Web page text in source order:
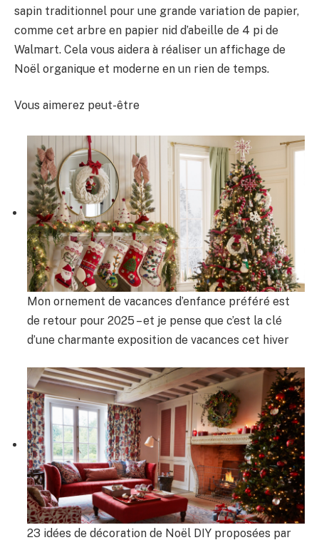
sapin traditionnel pour une grande variation de papier,
comme cet arbre en papier nid d’abeille de 4 pi de
Walmart. Cela vous aidera à réaliser un affichage de
Noël organique et moderne en un rien de temps.
Vous aimerez peut-être
Mon ornement de vacances d’enfance préféré est
de retour pour 2025 – et je pense que c’est la clé
d’une charmante exposition de vacances cet hiver
23 idées de décoration de Noël DIY proposées par